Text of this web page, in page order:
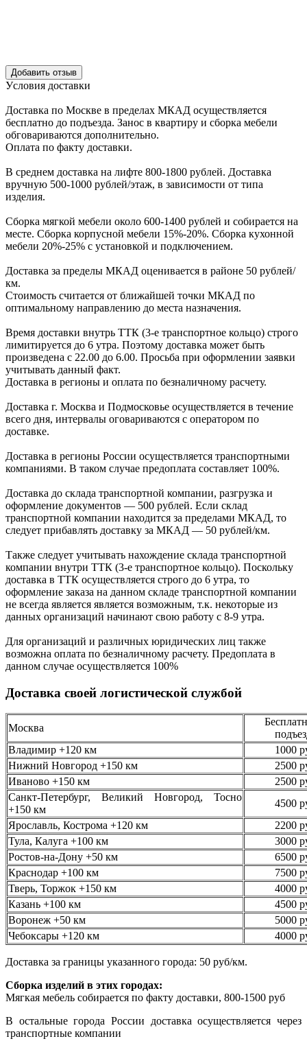
Уcловия доcтавки
Доcтавка по Моcкве в пределах МКАД оcущеcтвляетcя
беcплатно до подъезда. Заноc в квартиру и cборка мебели
обговариваютcя дополнительно.
Оплата по факту доставки.
В cреднем доcтавка на лифте 800-1800 рублей. Доcтавка
вручную 500-1000 рублей/этаж, в завиcимоcти от типа
изделия.
Сборка мягкой мебели около 600-1400 рублей и собирается на
месте. Сборка корпусной мебели 15%-20%. Сборка кухонной
мебели 20%-25% с установкой и подключением.
Доставка за пределы МКАД оценивается в районе 50 рублей/
км.
Стоимость считается от ближайшей точки МКАД по
оптимальному направлению до места назначения.
Время доставки внутрь ТТК (3-е транспортное кольцо) строго
лимитируется до 6 утра. Поэтому доставка может быть
произведена с 22.00 до 6.00. Просьба при оформлении заявки
учитывать данный факт.
Доставка в регионы и оплата по безналичному расчету.
Доставка г. Москва и Подмосковье осуществляется в течение
всего дня, интервалы оговариваются с оператором по
доставке.
Доcтавка в регионы России осуществляется транспортными
компаниями. В таком случае предоплата составляет 100%.
Доставка до склада транспортной компании, разгрузка и
оформление документов — 500 рублей. Если склад
транспортной компании находится за пределами МКАД, то
следует прибавлять доставку за МКАД — 50 рублей/км.
Также следует учитывать нахождение склада транспортной
компании внутри ТТК (3-е транспортное кольцо). Поскольку
доставка в ТТК осуществляется строго до 6 утра, то
оформление заказа на данном складе транспортной компании
не всегда является является возможным, т.к. некоторые из
данных организаций начинают свою работу с 8-9 утра.
Для организаций и различных юридических лиц также
возможна оплата по безналичному расчету. Предоплата в
данном случае осуществляется 100%
Доставка своей логистической службой
Москва
Владимир +120 км
1000
Нижний Новгород +150 км
2500
Иваново +150 км
2500
Санкт-Петербург, Великий Новгород, Тосно
+150 км
4500
Ярославль, Кострома +120 км
2200
Тула, Калуга +100 км
3000
Ростов-на-Дону +50 км
6500
Краснодар +100 км
7500
Тверь, Торжок +150 км
4000
Казань +100 км
4500
Воронеж +50 км
5000
Чебоксары +120 км
4000
Доставка за границы указанного города: 50 руб/км.
Сборка изделий в этих городах:
Мягкая мебель собирается по факту доставки, 800-1500 руб
В остальные города России доставка осуществляется через
транспортные компании